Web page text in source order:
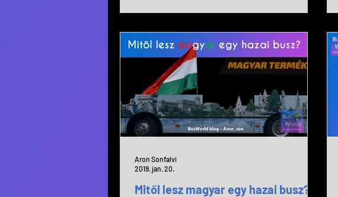
Mitől lesz magyar egy hazai busz?
Aron Sonfalvi
2019. jan. 20.